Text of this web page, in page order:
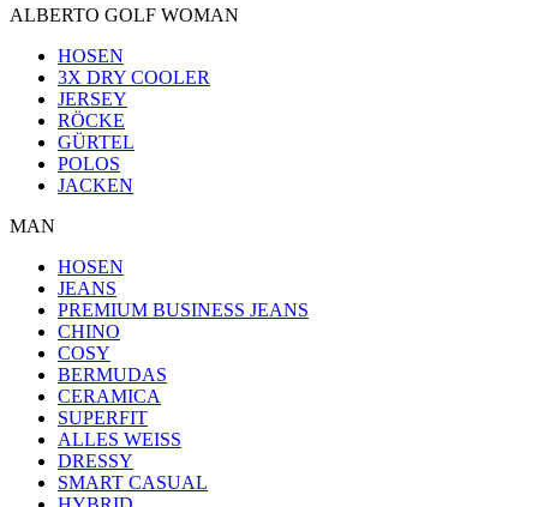
ALBERTO GOLF WOMAN
HOSEN
3X DRY COOLER
JERSEY
RÖCKE
GÜRTEL
POLOS
JACKEN
MAN
HOSEN
JEANS
PREMIUM BUSINESS JEANS
CHINO
COSY
BERMUDAS
CERAMICA
SUPERFIT
ALLES WEISS
DRESSY
SMART CASUAL